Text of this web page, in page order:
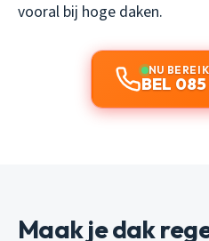
vooral bij hoge daken.
NU
BEL
Maak je dak